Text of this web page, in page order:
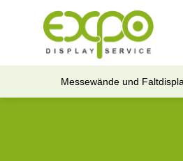
Messewände und